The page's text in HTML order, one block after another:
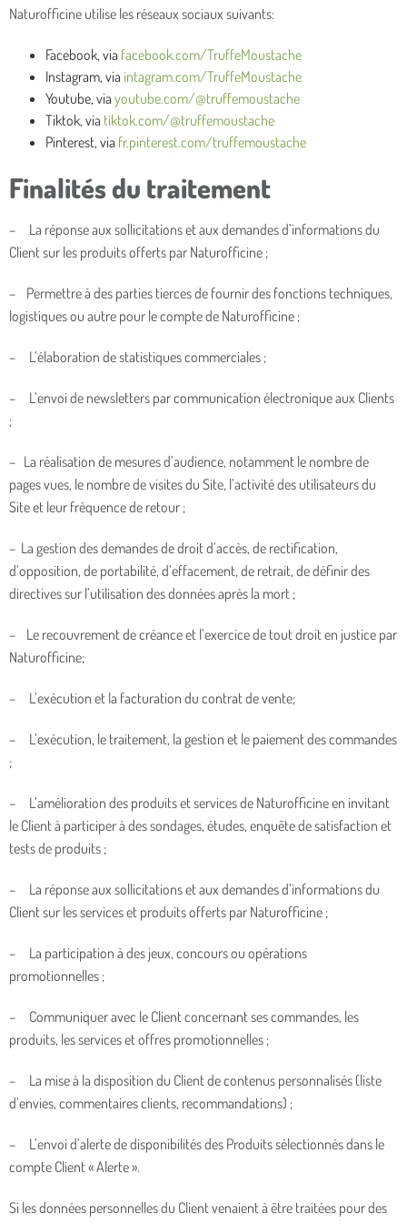
Naturofficine utilise les réseaux sociaux suivants:
Facebook, via facebook.com/TruffeMoustache
Instagram, via intagram.com/TruffeMoustache
Youtube, via youtube.com/@truffemoustache
Tiktok, via tiktok.com/@truffemoustache
Pinterest, via fr.pinterest.com/truffemoustache
Finalités du traitement
– La réponse aux sollicitations et aux demandes d’informations du
Client sur les produits offerts par Naturofficine ;
– Permettre à des parties tierces de fournir des fonctions techniques,
logistiques ou autre pour le compte de Naturofficine ;
– L’élaboration de statistiques commerciales ;
– L’envoi de newsletters par communication électronique aux Clients
;
– La réalisation de mesures d’audience, notamment le nombre de
pages vues, le nombre de visites du Site, l’activité des utilisateurs du
Site et leur fréquence de retour ;
– La gestion des demandes de droit d’accès, de rectification,
d’opposition, de portabilité, d’effacement, de retrait, de définir des
directives sur l’utilisation des données après la mort ;
– Le recouvrement de créance et l’exercice de tout droit en justice par
Naturofficine;
– L’exécution et la facturation du contrat de vente;
– L’exécution, le traitement, la gestion et le paiement des commandes
;
– L’amélioration des produits et services de Naturofficine en invitant
le Client à participer à des sondages, études, enquête de satisfaction et
tests de produits ;
– La réponse aux sollicitations et aux demandes d’informations du
Client sur les services et produits offerts par Naturofficine ;
– La participation à des jeux, concours ou opérations
promotionnelles ;
– Communiquer avec le Client concernant ses commandes, les
produits, les services et offres promotionnelles ;
– La mise à la disposition du Client de contenus personnalisés (liste
d’envies, commentaires clients, recommandations) ;
– L’envoi d’alerte de disponibilités des Produits sélectionnés dans le
compte Client « Alerte ».
Si les données personnelles du Client venaient à être traitées pour des